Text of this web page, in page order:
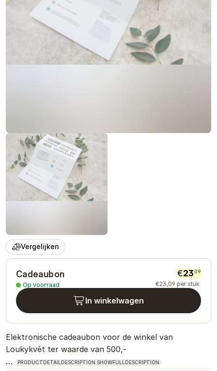
Vergelijken
Cadeaubon
Op voorraad
€2309
€23,09 per stuk
In winkelwagen
Elektronische cadeaubon voor de winkel van
Loukykvět ter waarde van 500,-
…
PRODUCTDETAILDESCRIPTION.SHOWFULLDESCRIPTION